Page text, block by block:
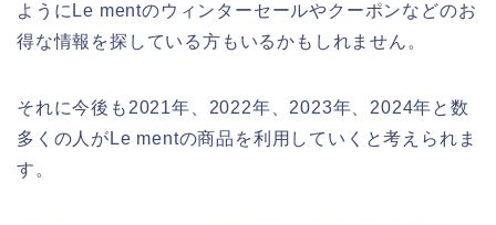
ようにLe mentのウィンターセールやクーポンなどのお
得な情報を探している方もいるかもしれません。
それに今後も2021年、2022年、2023年、2024年と数
多くの人がLe mentの商品を利用していくと考えられま
す。